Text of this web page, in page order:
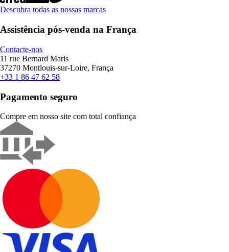
Descubra todas as nossas marcas
Assistência pós-venda na França
Contacte-nos
11 rue Bernard Maris
37270 Montlouis-sur-Loire, França
+33 1 86 47 62 58
Pagamento seguro
Compre em nosso site com total confiança